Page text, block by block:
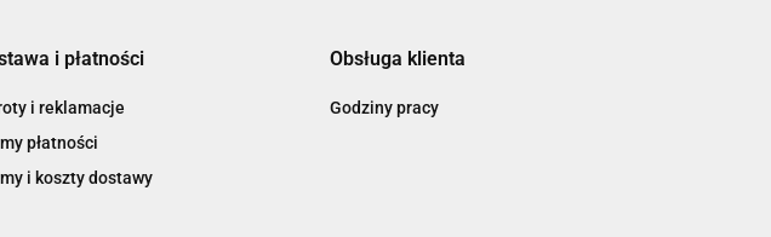
i płatności
i reklamacje
płatności
i koszty dostawy
Obsługa klienta
Godziny pracy